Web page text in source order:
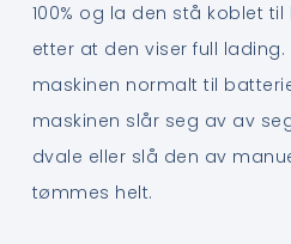
100% og la den stå koblet
etter at den viser full lading.
maskinen normalt til
maskinen slår seg av av
dvale eller slå den av
tømmes helt.